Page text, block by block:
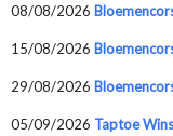
08/08/2026
15/08/2026
29/08/2026
05/09/2026 Taptoe